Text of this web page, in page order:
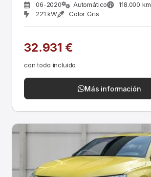
06-2020 Automático 118.000 km
221 kW
Color Gris
32.931 €
con todo incluido
Más información